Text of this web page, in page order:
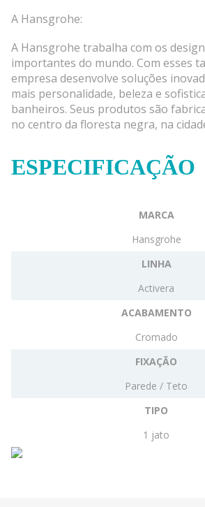
A Hansgrohe:
A Hansgrohe trabalha com os
importantes do mundo. Com esses
empresa desenvolve soluções
mais personalidade, beleza e
banheiros. Seus produtos são
no centro da floresta negra, na
ESPECIFICAÇÃO
MARCA
Hansgrohe
LINHA
Activera
ACABAMENTO
Cromado
FIXAÇÃO
Parede / Teto
TIPO
1 jato